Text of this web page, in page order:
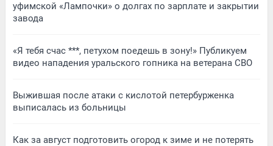
уфимской «Лампочки» о долгах по зарплате и закрытии
завода
«Я тебя счас ***, петухом поедешь в зону!» Публикуем
видео нападения уральского гопника на ветерана СВО
Выжившая после атаки с кислотой петербурженка
выписалась из больницы
Как за август подготовить огород к зиме и не потерять